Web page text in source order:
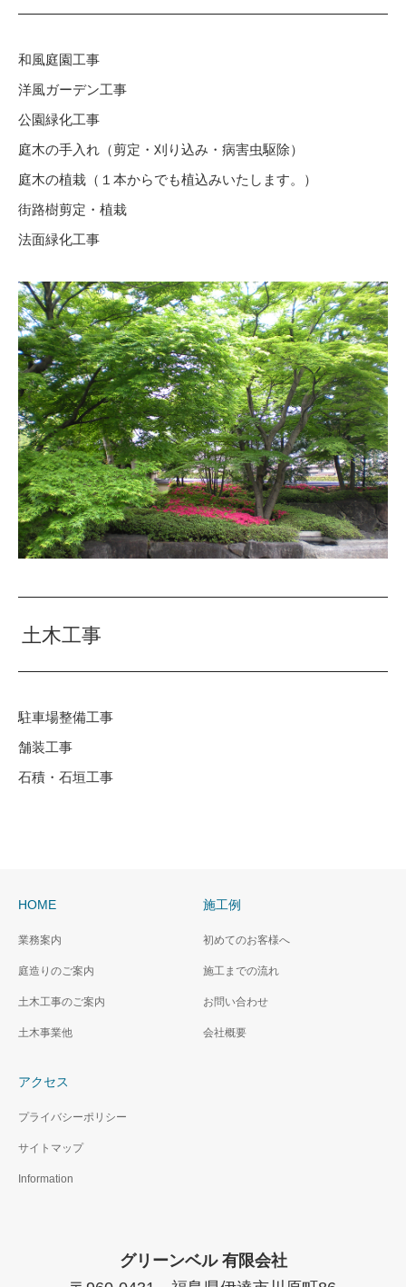
和風庭園工事
洋風ガーデン工事
公園緑化工事
庭木の手入れ（剪定・刈り込み・病害虫駆除）
庭木の植栽（１本からでも植込みいたします。）
街路樹剪定・植栽
法面緑化工事
土木工事
駐車場整備工事
舗装工事
石積・石垣工事
HOME
業務案内
庭造りのご案内
土木工事のご案内
土木事業他
施工例
初めてのお客様へ
施工までの流れ
お問い合わせ
会社概要
アクセス
プライバシーポリシー
サイトマップ
Information
グリーンベル 有限会社